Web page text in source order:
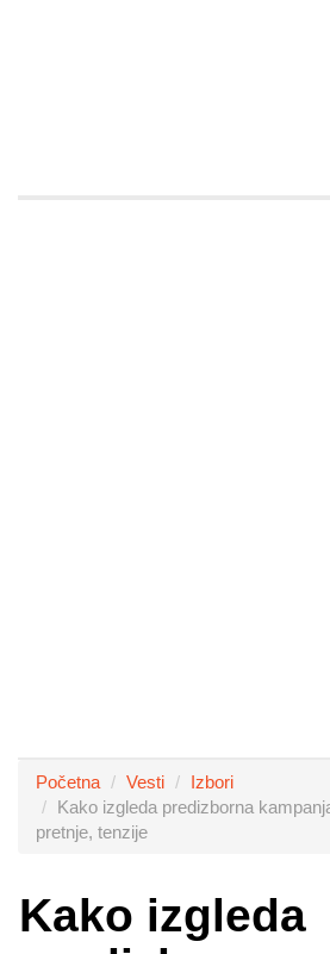
Početna Vesti
Izbori
Kako izgleda predizborna
pretnje, tenzije
Kako izgleda